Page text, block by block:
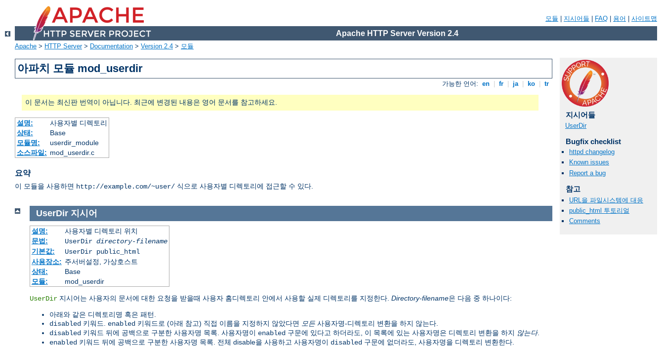
모듈 지시어들 FAQ 용어 사이트맵
Apache HTTP Server Version 2.4
Apache > HTTP Server> Documentation > Version 2.4 > 모듈
아파치 모듈 mod_userdir
가능한 언어: en fr ja ko tr
이 문서는 최신판 번역이 아닙니다. 최근에 변경된 내용은 영어 문서를 참고하세요.
설명:
사용자별 디렉토리
상태:
Base
모듈명:
userdir_module
소스파일: mod_userdir.c
요약
이 모듈을 사용하면 http://example.com/~user/ 식으로 사용자별 디렉토리에 접근할 수 있다.
지시어들
UserDir
Bugfix checklist
httpd changelog
Known issues
Report a bug
참고
URL을 파일시스템에 대응
public_html 투토리얼
Comments
UserDir 지시어
설명:
사용자별 디렉토리 위치
문법:
UserDir directory-filename
기본값:
UserDir public_html
사용장소: 주서버설정, 가상호스트
상태:
Base
모듈:
mod_userdir
UserDir 지시어는 사용자의 문서에 대한 요청을 받을때 사용자 홈디렉토리 안에서 사용할 실제 디렉토리를 지정한다. Directory-filename은 다음 중 하나이다:
아래와 같은 디렉토리명 혹은 패턴.
disabled 키워드. enabled 키워드로 (아래 참고) 직접 이름을 지정하지 않았다면 모든 사용자명-디렉토리 변환을 하지 않는다.
disabled 키워드 뒤에 공백으로 구분한 사용자명 목록. 사용자명이 enabled 구문에 있다고 하더라도, 이 목록에 있는 사용자명은 디렉토리 변환을 하지 않는다.
enabled 키워드 뒤에 공백으로 구분한 사용자명 목록. 전체 disable을 사용하고 사용자명이 disabled 구문에 없더라도, 사용자명을 디렉토리 변환한다.